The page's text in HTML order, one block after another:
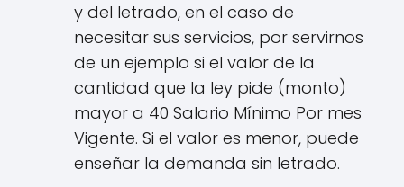
y del letrado, en el caso de
necesitar sus servicios, por servirnos
de un ejemplo si el valor de la
cantidad que la ley pide (monto)
mayor a 40 Salario Mínimo Por mes
Vigente. Si el valor es menor, puede
enseñar la demanda sin letrado.